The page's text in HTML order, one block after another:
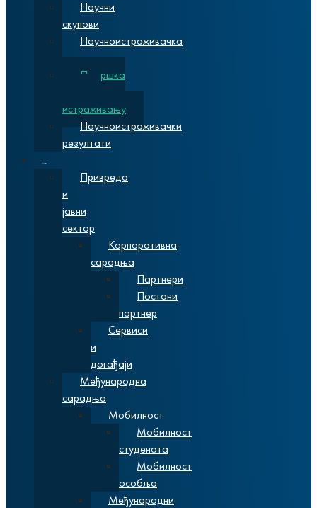
Научни
скупови
Научноистраживачка
звања
Подршка
истраживању
Научноистраживачки
резултати
Привреда
и
јавни
сектор
Корпоративна
сарадња
Партнери
Постани
партнер
Сервиси
и
догађаји
Међународна
сарадња
Мобилност
Мобилност
студената
Мобилност
особља
Међународни